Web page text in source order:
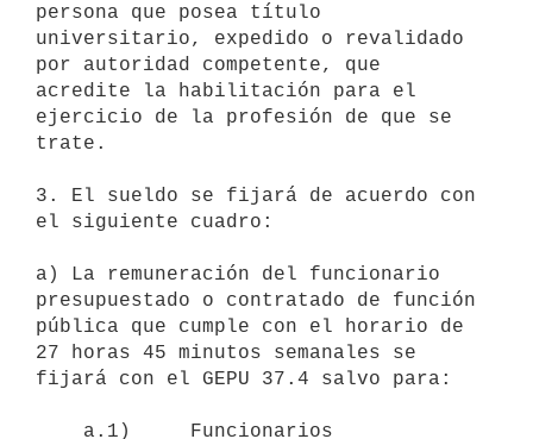
persona que posea título
universitario, expedido o revalidado
por autoridad competente, que
acredite la habilitación para el
ejercicio de la profesión de que se
trate.
3. El sueldo se fijará de acuerdo con
el siguiente cuadro:
a) La remuneración del funcionario
presupuestado o contratado de función
pública que cumple con el horario de
27 horas 45 minutos semanales se
fijará con el GEPU 37.4 salvo para: